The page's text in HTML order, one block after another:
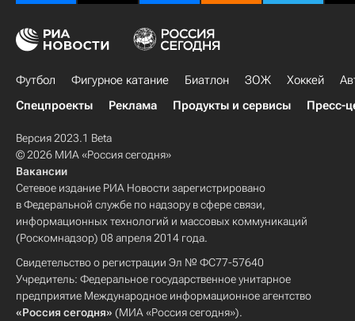
Футбол Фигурное катание Биатлон ЗОЖ Хоккей
Спецпроекты
Реклама Продукты и сервисы Пресс-
Версия 2023.1 Beta
© 2026 МИА «Россия сегодня»
Вакансии
Сетевое издание РИА Новости зарегистрировано
в Федеральной службе по надзору в сфере связи,
информационных технологий и массовых коммуникаций
(Роскомнадзор) 08 апреля 2014 года.
Свидетельство о регистрации Эл № ФС77-57640
Учредитель: Федеральное государственное унитарное
предприятие Международное информационное агентство
«Россия сегодня» (МИА «Россия сегодня»).